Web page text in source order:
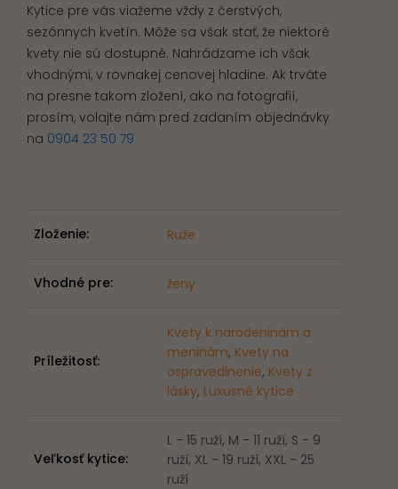
Kytice pre vás viažeme vždy z čerstvých,
sezónnych kvetín. Môže sa však stať, že niektoré
kvety nie sú dostupné. Nahrádzame ich však
vhodnými, v rovnakej cenovej hladine. Ak trváte
na presne takom zložení, ako na fotografií,
prosím, volajte nám pred zadaním objednávky
na 0904 23 50 79
Zloženie: Ruže
Vhodné pre: ženy
Príležitosť:
Kvety k narodeninám a
meninám, Kvety na
ospravedlnenie, Kvety z
lásky, Luxusné kytice
Veľkosť kytice:
L - 15 ruží, M - 11 ruží, S - 9
ruží, XL - 19 ruží, XXL - 25
ruží